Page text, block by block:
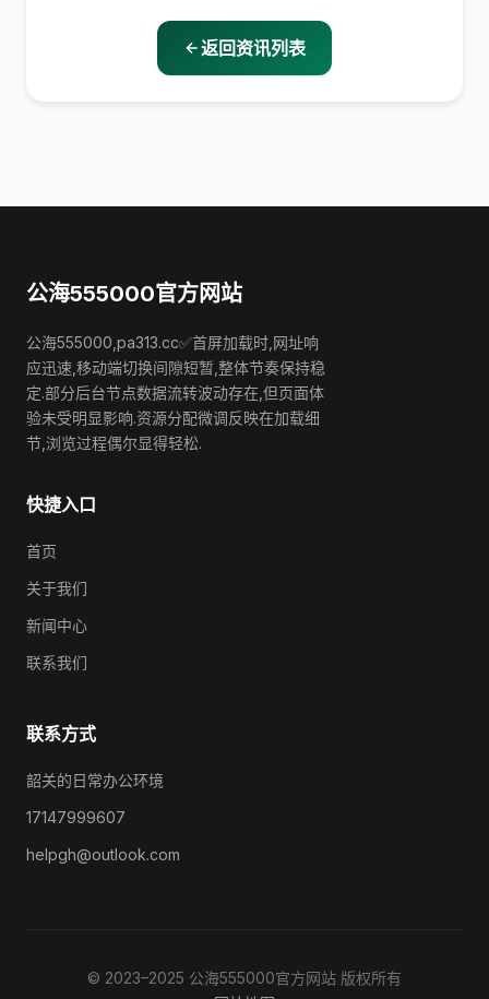
返回资讯列表
公海555000官方网站
公海555000,pa313.cc✅首屏加载时,网址响
应迅速,移动端切换间隙短暂,整体节奏保持稳
定.部分后台节点数据流转波动存在,但页面体
验未受明显影响.资源分配微调反映在加载细
节,浏览过程偶尔显得轻松.
快捷入口
首页
关于我们
新闻中心
联系我们
联系方式
韶关的日常办公环境
17147999607
helpgh@outlook.com
© 2023–2025 公海555000官方网站 版权所有